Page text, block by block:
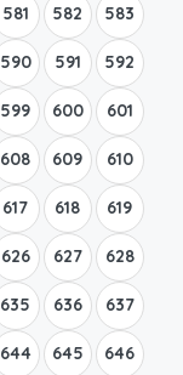
581 582 583
590 591 592
599 600 601
608 609 610
617 618 619
626 627 628
635 636 637
644 645 646